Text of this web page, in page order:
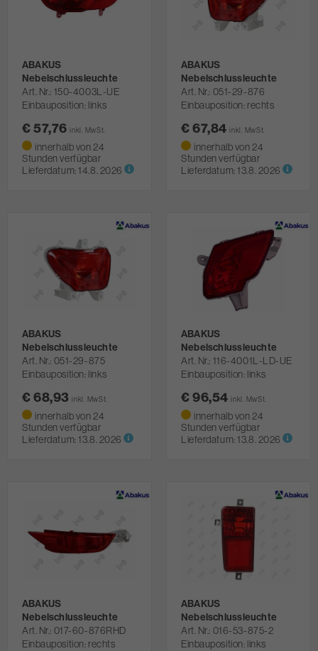
ABAKUS
Nebelschlussleuchte
Art. Nr. 150-4003L-UE
Einbauposition: links
€ 57,76inkl. MwSt.
innerhalb von 24
Stunden verfügbar
Lieferdatum:14.8. 2026
ABAKUS
Nebelschlussleuchte
Art. Nr. 051-29-876
Einbauposition: rechts
€ 67,84inkl. MwSt.
innerhalb von 24
Stunden verfügbar
Lieferdatum:13.8. 2026
ABAKUS
Nebelschlussleuchte
Art. Nr. 051-29-875
Einbauposition: links
€ 68,93inkl. MwSt.
innerhalb von 24
Stunden verfügbar
Lieferdatum:13.8. 2026
ABAKUS
Nebelschlussleuchte
Art. Nr. 116-4001L-LD-UE
Einbauposition: links
€ 96,54inkl. MwSt.
innerhalb von 24
Stunden verfügbar
Lieferdatum:13.8. 2026
ABAKUS
Nebelschlussleuchte
Art. Nr. 017-60-876RHD
Einbauposition: rechts
ABAKUS
Nebelschlussleuchte
Art. Nr. 016-53-875-2
Einbauposition: links